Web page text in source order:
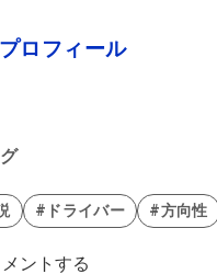
ロフィール
#ドライバー #方向性